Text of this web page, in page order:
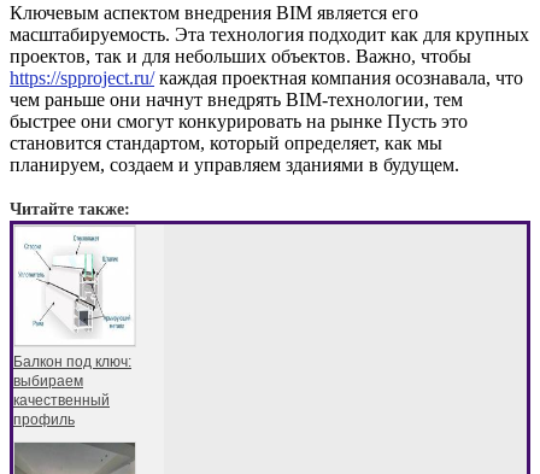
Ключевым аспектом внедрения BIM является его
масштабируемость. Эта технология подходит как для крупных
проектов, так и для небольших объектов. Важно, чтобы
https://spproject.ru/каждая проектная компания осознавала, что
чем раньше они начнут внедрять BIM-технологии, тем
быстрее они смогут конкурировать на рынке Пусть это
становится стандартом, который определяет, как мы
планируем, создаем и управляем зданиями в будущем.
Читайте также:
Балкон под ключ:
выбираем
качественный
профиль